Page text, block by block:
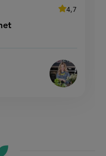
average
4,7
Beoordeel